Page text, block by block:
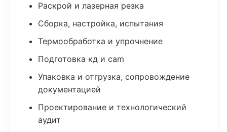
Раскрой и лазерная резка
Сборка, настройка, испытания
Термообработка и упрочнение
Подготовка кд и cam
Упаковка и отгрузка, сопровождение
документацией
Проектирование и технологический
аудит